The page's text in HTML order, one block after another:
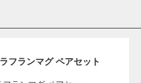
フランマグ ペアセット